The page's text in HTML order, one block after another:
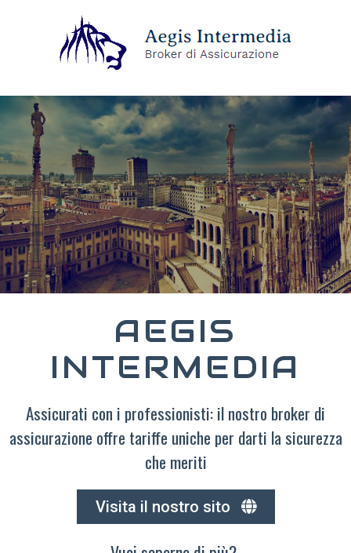
AEGIS
INTERMEDIA
Assicurati con i professionisti: il nostro broker di
assicurazione offre tariffe uniche per darti la sicurezza
che meriti
Visita il nostro sito